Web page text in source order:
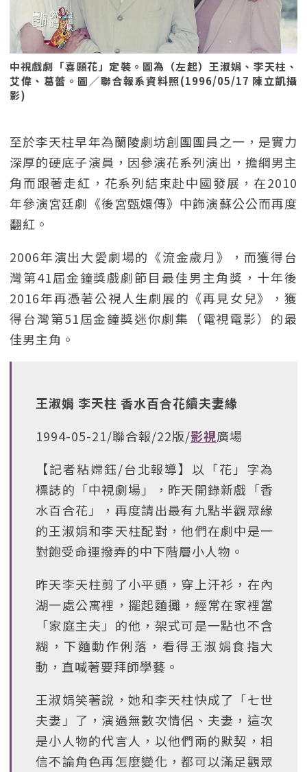
中視戲劇「喜願花」定裝。圖為（左起）王淑娟、李天柱、
艾偉、葛蕾。圖／聯合報系資料照(1996/05/17 陳立凱攝
影)
至於李天柱早年為蘭陵劇坊創團團員之一，是實力
深厚的硬底子演員，因參演花系列演出，擔綱男主
角而跟著走紅，花系列結束赴中國發展，在2010
年參演宮廷劇《後宮甄嬛傳》中飾演蘇公公而再度
翻紅。
2006年演出大愛劇場的《流金歲月》，而獲得台
灣第41屆金鐘獎戲劇節目最佳男主角獎，十年後
2016年再憑著公視人生劇展的《再見女兒》，獲
得台灣第51屆金鐘獎迷你劇集（電視電影）的最
佳男主角。
王淑娟 李天柱 香水百合花續夫妻緣
1994-05-21/聯合報/22版/影視廣場
【記者粘嫦鈺/台北報導】以「花」字為
標誌的「中視劇場」，昨天開錄新戲「香
水百合花」，再度請出最有九點半觀眾緣
的王淑娟和李天柱配對，他們在劇中是一
對飽受命運撥弄的中下階層小人物。
昨天李天柱剪了小平頭，穿上汗衫，在內
湖一處公寓裡，擺起麵攤，經常在家裡當
「家庭主夫」的他，架式可是一點也不含
糊，下麵動作俐落，看得王淑娟食指大
動，直喊著要拜師學藝。
王淑娟笑著說，她和李天柱快成了「七世
夫妻」了，演過無數次情侶、夫妻，這次
是小人物的代言人，以他們兩的默契，相
信不論角色再怎麼變化，都可以滿足觀眾